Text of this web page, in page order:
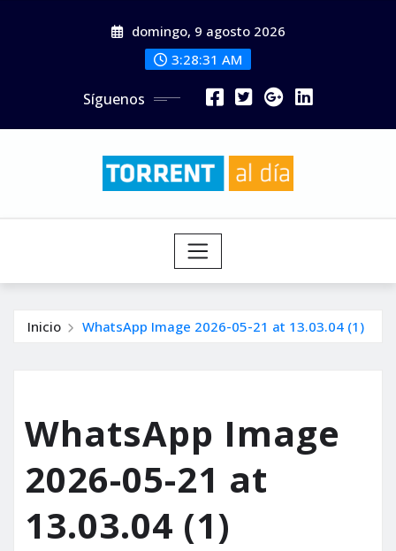
domingo, 9 agosto 2026
3:28:33 AM
Síguenos
Inicio WhatsApp Image 2026-05-21 at 13.03.04 (1)
WhatsApp Image
2026-05-21 at
13.03.04 (1)